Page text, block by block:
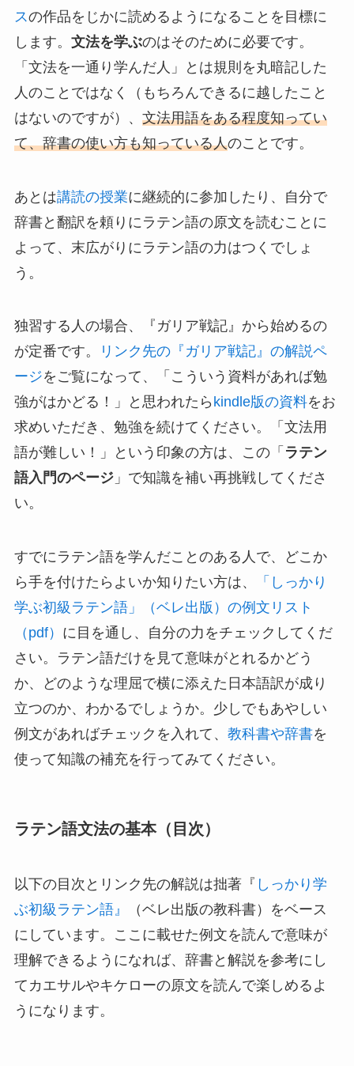
スの作品をじかに読めるようになること を目標に
します。 文法を学ぶのはそのために必要です。
「文法を一通り学んだ人」とは規則を丸暗記した
人のことではなく（もちろんできるに越したこと
はないのですが）、 文法用語をある程度知ってい
て、辞書の使い方も知っている人のことです。
あとは講読の授業に継続的に参加したり、自分で
辞書と翻訳を頼りにラテン語の原文を読むことに
よって、末広がりにラテン語の力はつくでしょ
う。
独習する人の場合、『ガリア戦記』から始めるの
が定番です。
リンク先の『ガリア戦記』の解説ペ
ージをご覧になって、「こういう資料があれば勉
強がはかどる！」と思われたら kindle版の資料をお
求めいただき、勉強を続けてください。「文法用
語が難しい！」という印象の方は、この「 ラテン
語入門のページ」で知識を補い再挑戦してくださ
い。
すでにラテン語を学んだことのある人で、どこか
ら手を付けたらよいか知りたい方は、
「しっかり
学ぶ初級ラテン語」（ベレ出版）の例文リスト
（pdf） に目を通し、自分の力をチェックしてくだ
さい。ラテン語だけを見て意味がとれるかどう
か、どのような理屈で横に添えた日本語訳が成り
立つのか、わかるでしょうか。少しでもあやしい
例文があればチェックを入れて、 教科書や辞書を
使って知識の補充を行ってみてください。
ラテン語文法の基本（目次）
以下の目次とリンク先の解説は拙著『 しっかり学
ぶ初級ラテン語』
（ベレ出版の教科書）をベース
にしています。ここに載せた例文を読んで意味が
理解できるようになれば、辞書と解説を参考にし
て カエサルやキケローの原文を読んで楽しめる よ
うになります。